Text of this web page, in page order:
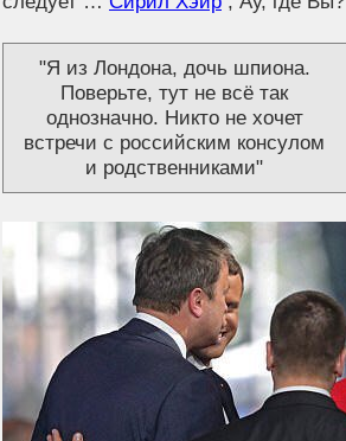
"Я из Лондона, дочь шпиона.
Поверьте, тут не всё так
однозначно. Никто не хочет
встречи с российским консулом
и родственниками"